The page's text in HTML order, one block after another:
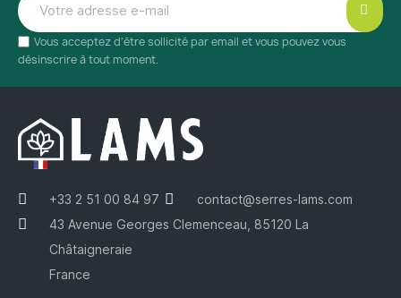
Vous acceptez d'être sollicité par email et vous pouvez vous
désinscrire à tout moment.
+33 2 51 00 84 97
contact@serres-lams.com
43 Avenue Georges Clemenceau, 85120 La
Châtaigneraie
France